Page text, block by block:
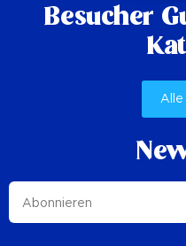
Besucher
Alle